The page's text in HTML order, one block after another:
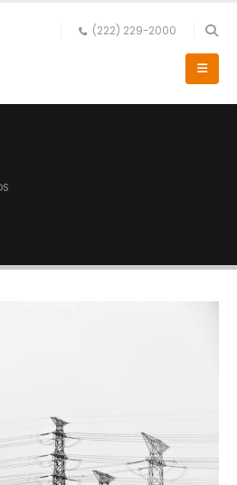
(222) 229-2000